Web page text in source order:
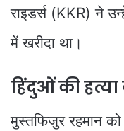
राइडर्स (KKR) ने
में खरीदा था।
हिंदुओं की हत्या
मुस्तफिजुर रहमान